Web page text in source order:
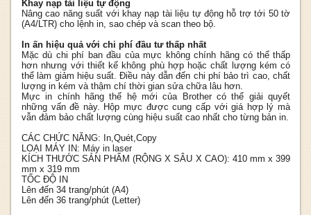
Khay nạp tài liệu tự động
Nâng cao năng suất với khay nạp tài liệu tự động hỗ trợ tới 50 tờ
(A4/LTR) cho lệnh in, sao chép và scan theo bộ.
In ấn hiệu quả với chi phí đầu tư thấp nhất
Mặc dù chi phí ban đầu của mực không chính hãng có thể thấp
hơn nhưng với thiết kế không phù hợp hoặc chất lượng kém có
thể làm giảm hiệu suất. Điều này dẫn đến chi phí bảo trì cao, chất
lượng in kém và thậm chí thời gian sửa chữa lâu hơn.
Mực in chính hãng thế hệ mới của Brother có thể giải quyết
những vấn đề này. Hộp mực được cung cấp với giá hợp lý mà
vẫn đảm bảo chất lượng cùng hiệu suất cao nhất cho từng bản in.
CÁC CHỨC NĂNG: In,Quét,Copy
LOẠI MÁY IN: Máy in laser
KÍCH THƯỚC SẢN PHẨM (RỘNG X SÂU X CAO): 410 mm x 399
mm x 319 mm
TỐC ĐỘ IN
Lên đến 34 trang/phút (A4)
Lên đến 36 trang/phút (Letter)